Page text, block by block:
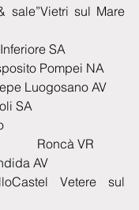
sale”­­Vietri sul Mare
SA
Pompei NA
Luogosano AV
SA
Roncà VR
AV
Vetere sul